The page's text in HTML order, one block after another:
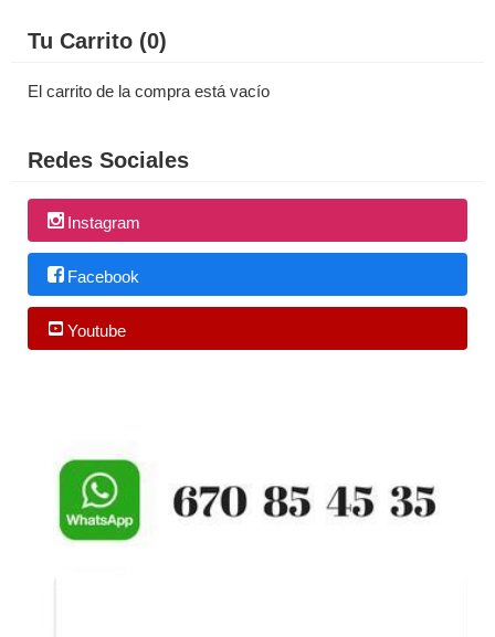
Tu Carrito (0)
El carrito de la compra está vacío
Redes Sociales
Instagram
Facebook
Youtube